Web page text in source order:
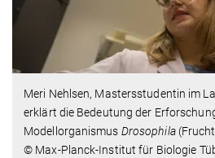
Meri Nehlsen, Mastersstudentin im
erklärt die Bedeutung der
Modellorganismus Drosophila
© Max-Planck-Institut für Biologie